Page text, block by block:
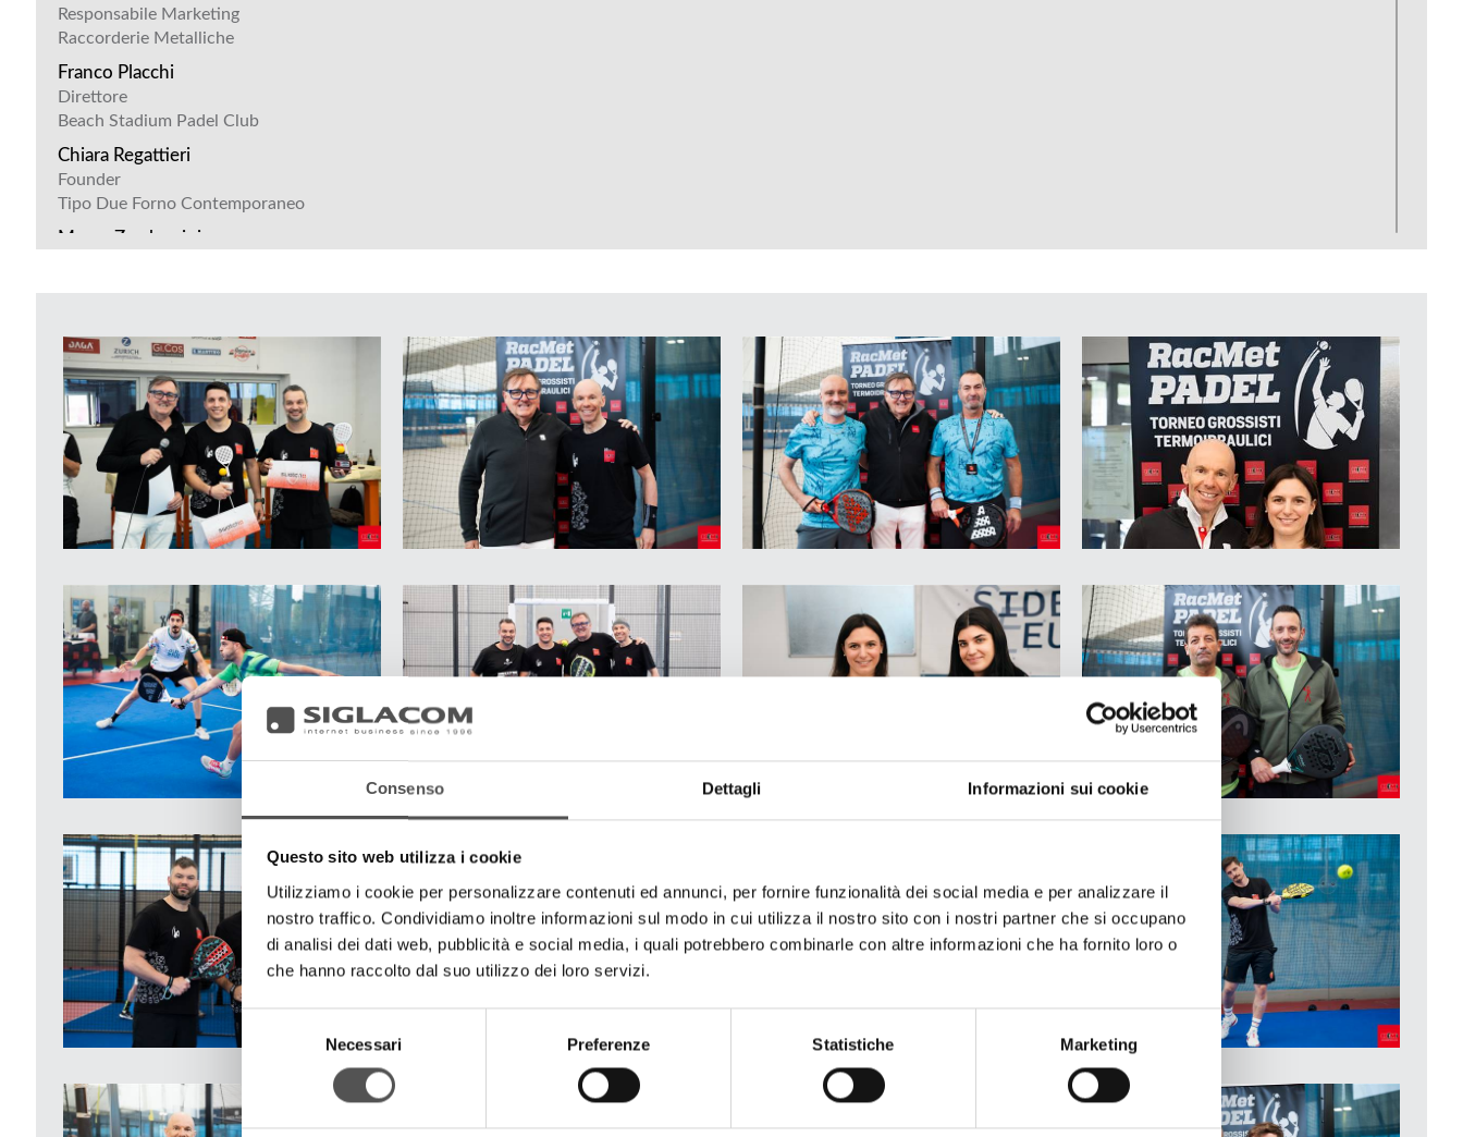
Consenso Dettagli Informazioni sui cookie
Questo sito web utilizza i cookie
Utilizziamo i cookie per personalizzare contenuti ed annunci, per fornire funzionalità dei social media e per analizzare il
nostro traffico. Condividiamo inoltre informazioni sul modo in cui utilizza il nostro sito con i nostri partner che si occupano
di analisi dei dati web, pubblicità e social media, i quali potrebbero combinarle con altre informazioni che ha fornito loro o
che hanno raccolto dal suo utilizzo dei loro servizi.
del
Necessari Preferenze Statistiche Marketing
Responsabile Marketing
Raccorderie Metalliche
Franco Placchi
Direttore
Beach Stadium Padel Club
Chiara Regattieri
Founder
Tipo Due Forno Contemporaneo
Marco Zambonini
Founder
Pederzani Impianti
Edoardo Giaccardi
Agente di Vendita
IDROTERM
Giordano Ezio
Installatore
IDROTERM
Titolare
Condizionati
Alessandro Lattanzio
Installatore
Eurocofir
Umberto Bardi Pressiani
Agente di Vendita
Agente di Vendita
Pressiani
Andrea Setti
Area Manager
SVAI
Alberto Mussa
Titolare
Epicedio
Installatore
Epicedio